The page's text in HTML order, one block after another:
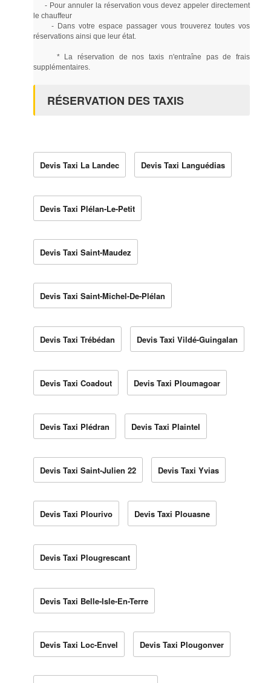
- Pour annuler la réservation vous devez appeler directement
le chauffeur
- Dans votre espace passager vous trouverez toutes vos
réservations ainsi que leur état.
* La réservation de nos taxis n'entraîne pas de frais
supplémentaires.
RÉSERVATION DES TAXIS
Devis Taxi La Landec Devis Taxi Languédias
Devis Taxi Plélan-Le-Petit
Devis Taxi Saint-Maudez
Devis Taxi Saint-Michel-De-Plélan
Devis Taxi Trébédan Devis Taxi Vildé-Guingalan
Devis Taxi Coadout Devis Taxi Ploumagoar
Devis Taxi Plédran Devis Taxi Plaintel
Devis Taxi Saint-Julien 22 Devis Taxi Yvias
Devis Taxi Plourivo Devis Taxi Plouasne
Devis Taxi Plougrescant
Devis Taxi Belle-Isle-En-Terre
Devis Taxi Loc-Envel Devis Taxi Plougonver